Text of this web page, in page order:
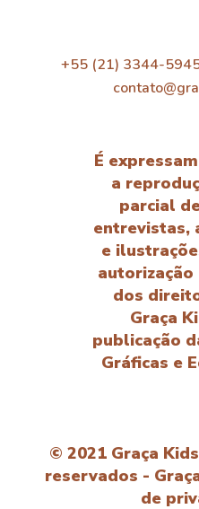
+55 (21) 3344-
É
a
parcial
entrevistas,
e
dos
Graça
publicação
Gráficas e
© 2021 Graça
reservados -
de